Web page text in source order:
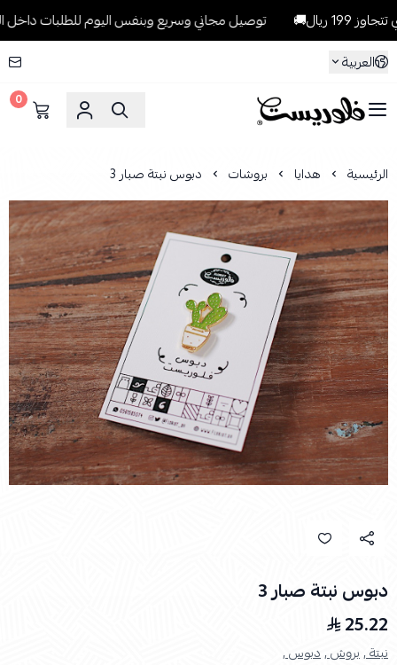
توصيل مجاني وسريع وبنفس اليوم للطلبات داخل الرياض
العربية
فلوريست Florist
0
الرئيسية هدايا بروشات دبوس نبتة صبار 3
دبوس نبتة صبار 3
25.22
نبتة ,بروش ,دبوس ,